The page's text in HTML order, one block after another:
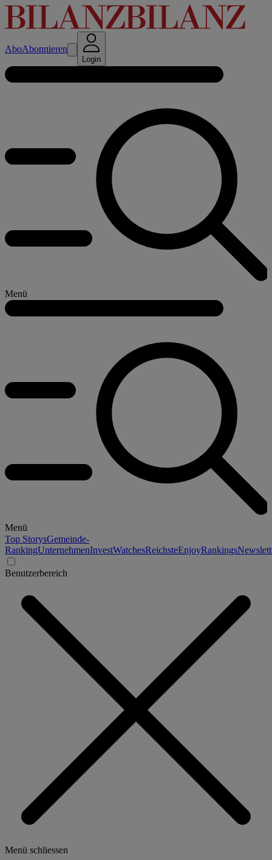
AboAbonnieren
Login
Menü
Menü
Top StorysGemeinde-
RankingUnternehmenInvestWatchesReichsteEnjoyRankings
Benutzerbereich
Menü schliessen